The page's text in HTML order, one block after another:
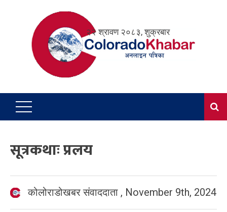
२२ श्रावण २०८३, शुक्रबार
सूत्रकथाः प्रलय
कोलोराडोखबर संवाददाता , November 9th, 2024